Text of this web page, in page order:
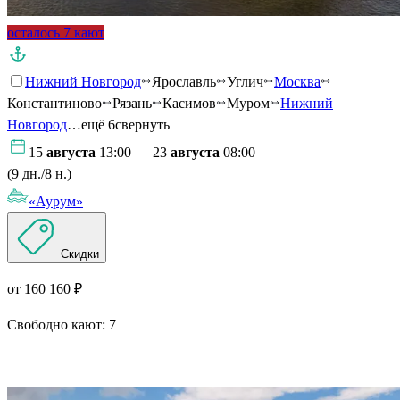
осталось 7 кают
Нижний Новгород Ярославль Углич
Москва
Константиново
Рязань Касимов Муром
Нижний
Новгород…ещё 6свернуть
15 августа 13:00 — 23 августа 08:00
(9 дн./8 н.)
«Аурум»
Скидки
от 160 160 ₽
Свободно кают: 7